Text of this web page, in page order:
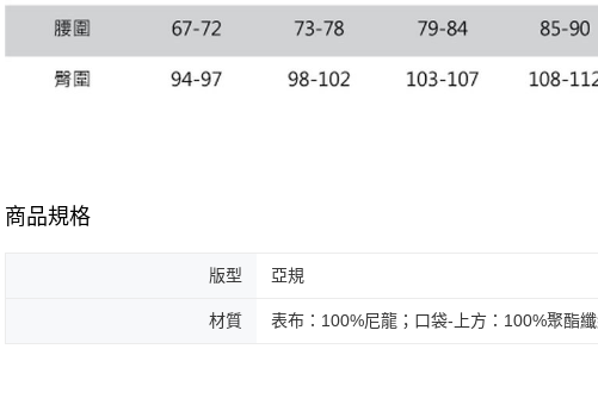
商品規格
版型 亞規
材質 表布：100%尼龍；口袋-上方：100%聚酯